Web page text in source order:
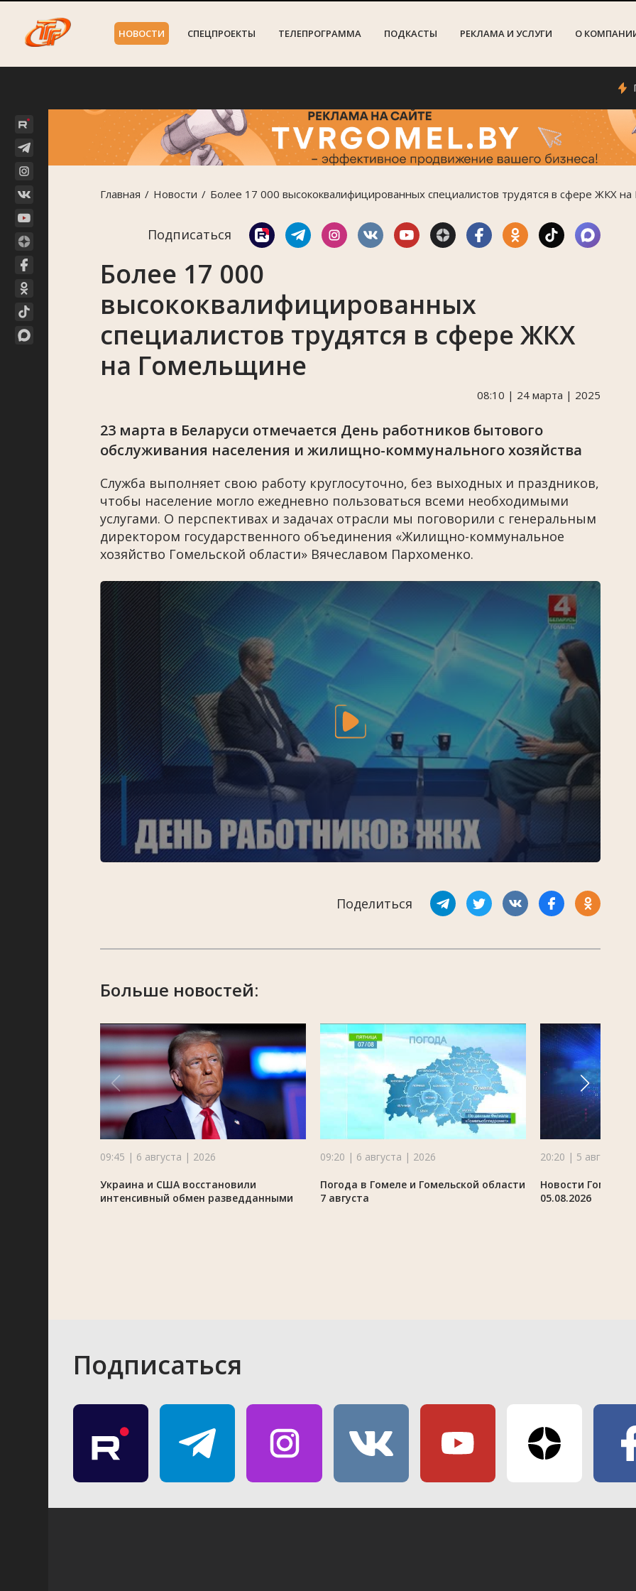
НОВОСТИ СПЕЦПРОЕКТЫ ТЕЛЕПРОГРАММА ПОДКАСТЫ РЕКЛАМА И УСЛУГИ О
Главная Новости Более 17 000 высококвалифицированных специалистов трудятся в сфере ЖКХ
Подписаться
Более 17 000
высококвалифицированных
специалистов трудятся в сфере ЖКХ
на Гомельщине
08:10 | 24 марта | 2025
23 марта в Беларуси отмечается День работников бытового
обслуживания населения и жилищно-коммунального хозяйства
Служба выполняет свою работу круглосуточно, без выходных и праздников,
чтобы население могло ежедневно пользоваться всеми необходимыми
услугами. О перспективах и задачах отрасли мы поговорили с генеральным
директором государственного объединения «Жилищно-коммунальное
хозяйство Гомельской области» Вячеславом Пархоменко.
Поделиться
Больше новостей:
09:45 | 6 августа | 2026
Украина и США восстановили
интенсивный обмен разведданными
09:20 | 6 августа | 2026
Погода в Гомеле и Гомельской области
7 августа
20:20 | 5 августа |
Новости
05.08.2026
Подписаться